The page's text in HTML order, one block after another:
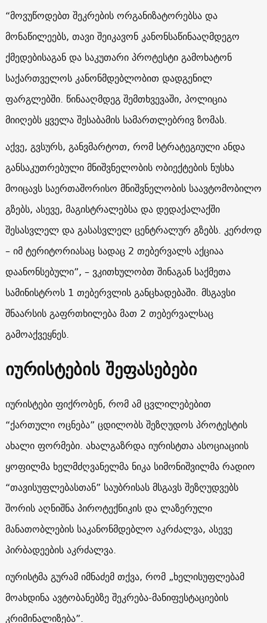
“მოვუწოდებთ შეკრების ორგანიზატორებსა და
მონაწილეებს, თავი შეიკავონ კანონსაწინააღმდეგო
ქმედებისაგან და საკუთარი პროტესტი გამოხატონ
საქართველოს კანონმდებლობით დადგენილ
ფარგლებში. წინააღმდეგ შემთხვევაში, პოლიცია
მიიღებს ყველა შესაბამის სამართლებრივ ზომას.
აქვე, გვსურს, განვმარტოთ, რომ სტრატეგიული ანდა
განსაკუთრებული მნიშვნელობის ობიექტების ნუსხა
მოიცავს საერთაშორისო მნიშვნელობის საავტომობილო
გზებს, ასევე, მაგისტრალებსა და დედაქალაქში
შესასვლელ და გასასვლელ ცენტრალურ გზებს. კერძოდ
– იმ ტერიტორიასაც სადაც 2 თებერვალს აქციაა
დაანონსებული”, – ვკითხულობთ შინაგან საქმეთა
სამინისტროს 1 თებერვლის განცხადებაში. მსგავსი
შნაარსის გაფრთხილება მათ 2 თებერვალსაც
გამოაქვეყნეს.
იურისტების შეფასებები
იურისტები ფიქრობენ, რომ ამ ცვლილებებით
“ქართული ოცნება” ცდილობს შეზღუდოს პროტესტის
ახალი ფორმები. ახალგაზრდა იურისტთა ასოციაციის
ყოფილმა ხელმძღვანელმა ნიკა სიმონიშვილმა რადიო
“თავისუფლებასთან” საუბრისას მსგავს შეზღუდვებს
შორის აღნიშნა პიროტექნიკის და ლაზერული
მანათობლების საკანონმდებლო აკრძალვა, ასევე
პირბადეების აკრძალვა.
იურისტმა გურამ იმნაძემ თქვა, რომ „ხელისუფლებამ
მოახდინა ავტობანებზე შეკრება-მანიფესტაციების
კრიმინალიზება”.